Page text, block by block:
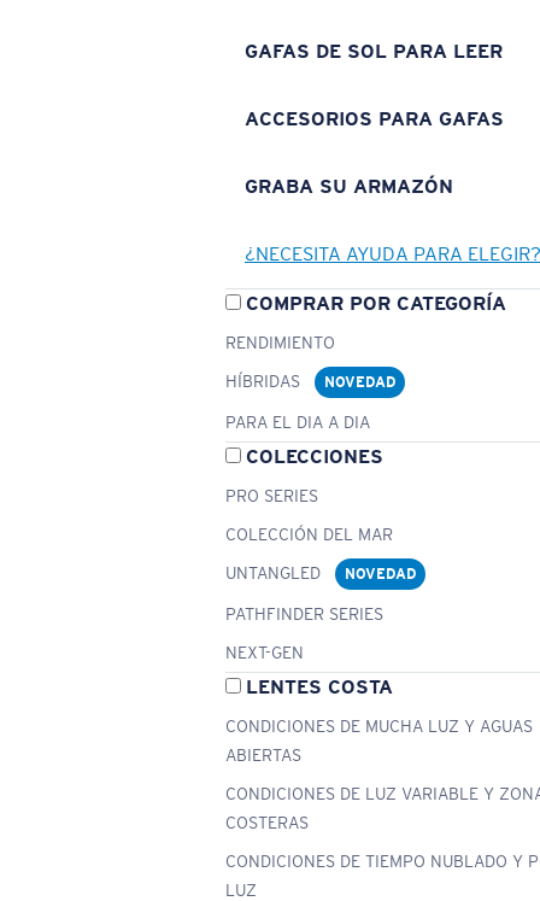
GAFAS DE SOL PARA LEER
ACCESORIOS PARA GAFAS
GRABA SU ARMAZÓN
¿NECESITA AYUDA PARA ELEGIR?
COMPRAR POR CATEGORÍA
RENDIMIENTO
HÍBRIDAS
NOVEDAD
PARA EL DIA A DIA
COLECCIONES
PRO SERIES
COLECCIÓN DEL MAR
UNTANGLED
NOVEDAD
PATHFINDER SERIES
NEXT-GEN
LENTES COSTA
CONDICIONES DE MUCHA LUZ Y AGUAS
ABIERTAS
CONDICIONES DE LUZ VARIABLE Y
COSTERAS
CONDICIONES DE TIEMPO NUBLADO Y
LUZ